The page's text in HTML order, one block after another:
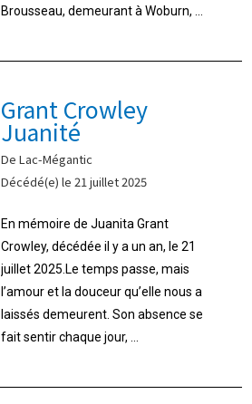
Brousseau, demeurant à Woburn, ...
Grant Crowley
Juanité
De Lac-Mégantic
Décédé(e) le 21 juillet 2025
En mémoire de Juanita Grant
Crowley, décédée il y a un an, le 21
juillet 2025.Le temps passe, mais
l’amour et la douceur qu’elle nous a
laissés demeurent. Son absence se
fait sentir chaque jour, ...